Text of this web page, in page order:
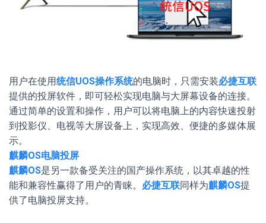
用户在使用统信UOS操作系统的电脑时，只需安装必捷互联
提供的投屏软件，即可轻松实现电脑与大屏幕设备的连接。
通过简单的设置和操作，用户可以将电脑上的内容快速投射
到投影仪、电视等大屏设备上，实现高效、便捷的多媒体展
示。
麒麟OS电脑投屏
麒麟OS是另一款备受关注的国产操作系统，以其卓越的性
能和兼容性赢得了用户的青睐。 必捷互联同样为麒麟OS提
供了电脑投屏支持。